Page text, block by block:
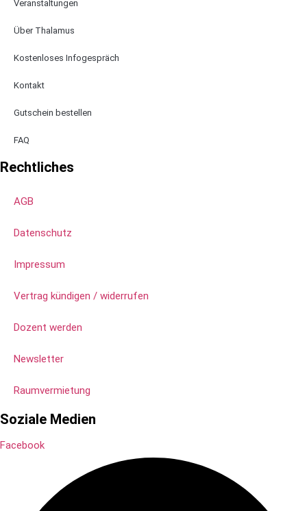
Veranstaltungen
Über Thalamus
Kostenloses Infogespräch
Kontakt
Gutschein bestellen
FAQ
Rechtliches
AGB
Datenschutz
Impressum
Vertrag kündigen / widerrufen
Dozent werden
Newsletter
Raumvermietung
Soziale Medien
Facebook